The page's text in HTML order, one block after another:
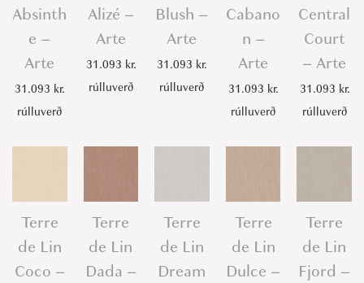
Absinth
e –
Arte
31.093 kr.
rúlluverð
Alizé –
Arte
31.093 kr.
rúlluverð
Blush –
Arte
31.093 kr.
rúlluverð
Cabano
n –
Arte
31.093 kr.
rúlluverð
Central
Court
– Arte
31.093 kr.
rúlluverð
Terre
de Lin
Coco –
Terre
de Lin
Dada –
Terre
de Lin
Dream
Terre
de Lin
Dulce –
Terre
de Lin
Fjord –